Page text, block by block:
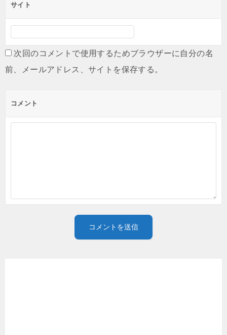
サイト
次回のコメントで使用するためブラウザーに自分の名
前、メールアドレス、サイトを保存する。
コメント